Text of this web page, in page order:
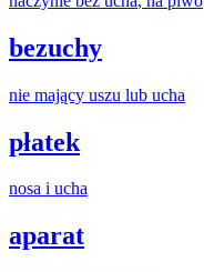
bezuchy
nie mający uszu lub ucha
płatek
nosa i ucha
aparat